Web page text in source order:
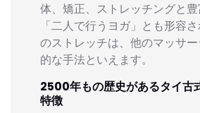
体、矯正、ストレッチングと
「二人で行うヨガ」とも形容
のストレッチは、他のマッサ
的な手法といえます。
2500年もの歴史があるタイ古
特徴